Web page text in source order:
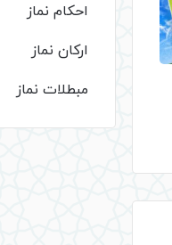
احکام نماز
ارکان نماز
مبطلات نماز